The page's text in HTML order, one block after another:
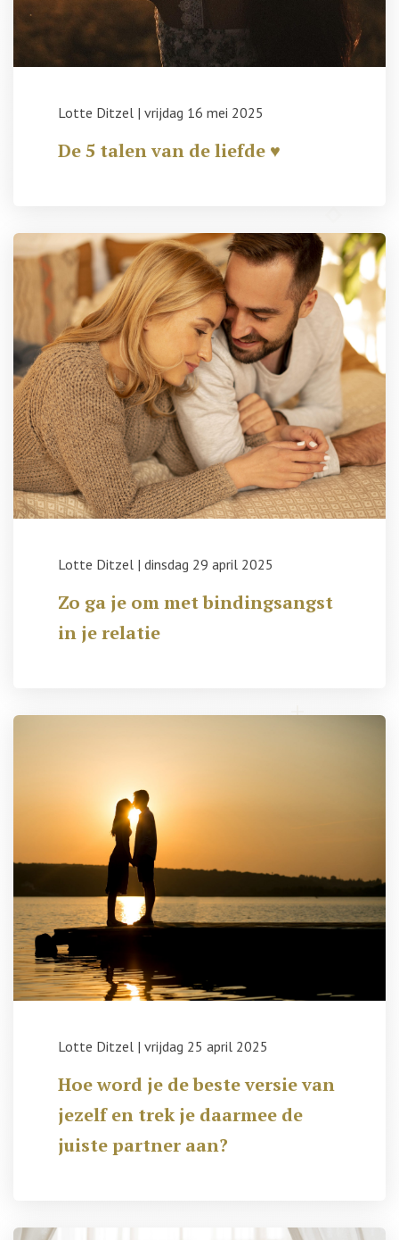
Lotte Ditzel | vrijdag 16 mei 2025
De 5 talen van de liefde ♥️
Lotte Ditzel | dinsdag 29 april 2025
Zo ga je om met bindingsangst
in je relatie
Lotte Ditzel | vrijdag 25 april 2025
Hoe word je de beste versie van
jezelf en trek je daarmee de
juiste partner aan?